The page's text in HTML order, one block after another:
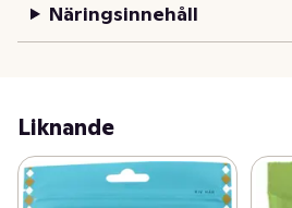
Näringsinnehåll
Liknande